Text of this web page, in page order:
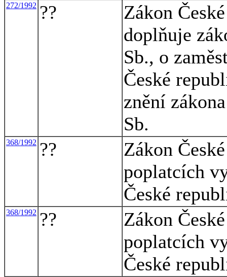
272/1992 ??
Zákon
doplňuje
Sb., o
České
znění
Sb.
368/1992 ??
Zákon
poplatcích
České
368/1992 ??
Zákon
poplatcích
České